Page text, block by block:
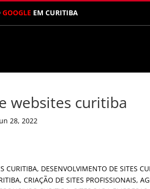
GOOGLE EM CURITIBA
websites curitiba
28, 2022